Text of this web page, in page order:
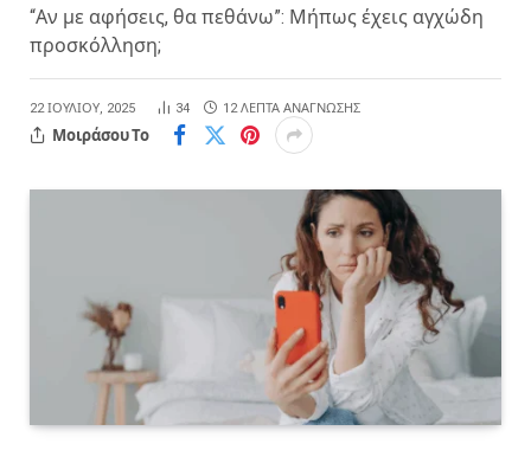
“Αν με αφήσεις, θα πεθάνω”: Μήπως έχεις αγχώδη
προσκόλληση;
22 ΙΟΥΛΊΟΥ, 2025 34 12 ΛΕΠΤΆ ΑΝΆΓΝΩΣΗΣ
Μοιράσου Το